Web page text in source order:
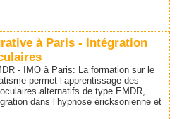
à Paris - Intégration
- IMO à Paris: La formation sur le
permet l’apprentissage des
alternatifs de type EMDR,
dans l’hypnose éricksonienne et